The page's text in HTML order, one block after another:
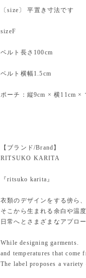
〔size〕 平置き寸法です
sizeF
ベルト長さ100cm
ベルト横幅1.5cm
ポーチ：縦9cm × 横11cm ×
【ブランド/Brand】
RITSUKO KARITA
『ritsuko karita』
衣類のデザインをする傍ら、
そこから生まれる余白や温度
日常へとさまざまなアプロ
While designing garments.
and temperatures that come
The label proposes a